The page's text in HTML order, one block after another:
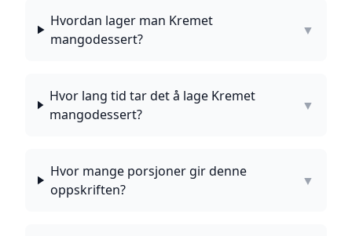
Hvordan lager man Kremet
mangodessert?
▼
Hvor lang tid tar det å lage Kremet
mangodessert?
▼
Hvor mange porsjoner gir denne
oppskriften?
▼